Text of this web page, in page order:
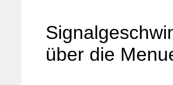
über die